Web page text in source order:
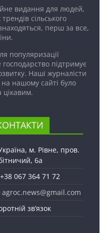
видання для людей,
сільського
перш за все,
популяризації
підтримує
Наші журналісти
нашому сайті було
м. Рівне, пров.
6а
+38 067 364 71 72
agroc.news@gmail.com
зв’язок